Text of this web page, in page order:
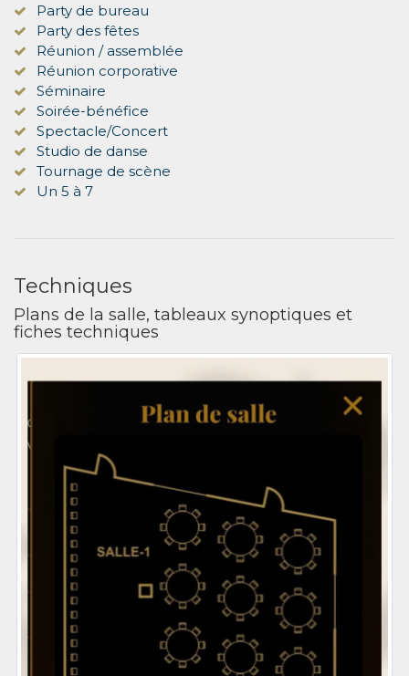
Party de bureau
Party des fêtes
Réunion / assemblée
Réunion corporative
Séminaire
Soirée-bénéfice
Spectacle/Concert
Studio de danse
Tournage de scène
Un 5 à 7
Techniques
Plans de la salle, tableaux synoptiques et
fiches techniques